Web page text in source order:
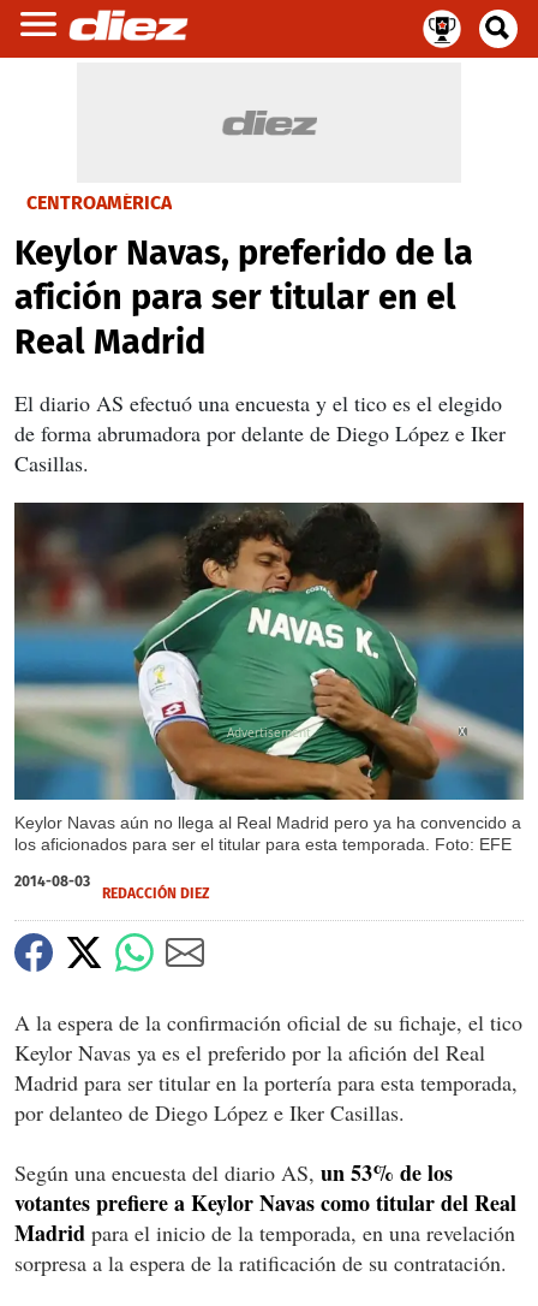
CENTROAMÉRICA
Keylor Navas, preferido de la
afición para ser titular en el
Real Madrid
El diario AS efectuó una encuesta y el tico es el elegido
de forma abrumadora por delante de Diego López e Iker
Casillas.
Keylor Navas aún no llega al Real Madrid pero ya ha convencido a
los aficionados para ser el titular para esta temporada. Foto: EFE
X
2014-08-03
REDACCIÓN DIEZ
A la espera de la confirmación oficial de su fichaje, el tico
Keylor Navas ya es el preferido por la afición del Real
Madrid para ser titular en la portería para esta temporada,
por delanteo de Diego López e Iker Casillas.
Según una encuesta del diario AS, un 53% de los
votantes prefiere a Keylor Navas como titular del Real
Madrid para el inicio de la temporada, en una revelación
sorpresa a la espera de la ratificación de su contratación.